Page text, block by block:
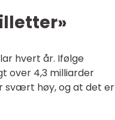
hvert år. Ifølge
over 4,3 milliarder
svært høy, og at det er